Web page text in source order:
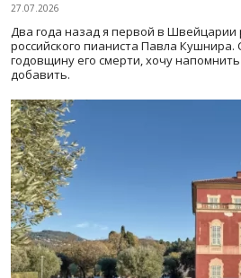
27.07.2026
Два года назад я первой в Швейцарии
российского пианиста Павла Кушнира.
годовщину его смерти, хочу
добавить.